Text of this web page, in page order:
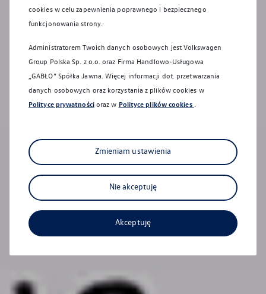
Zapraszamy na jazdę testową
Sprawdź nasza ofertę
na naszej stronie otomoto
cookies w celu zapewnienia poprawnego i bezpiecznego
funkcjonowania strony.
Administratorem Twoich danych osobowych jest Volkswagen
Group Polska Sp. z o.o. oraz Firma Handlowo-Usługowa
„GABŁO” Spółka Jawna. Więcej informacji dot. przetwarzania
danych osobowych oraz korzystania z plików cookies w
Polityce prywatnościoraz w Polityce plików cookies .
Zmieniam ustawienia
Nie akceptuję
Akceptuję